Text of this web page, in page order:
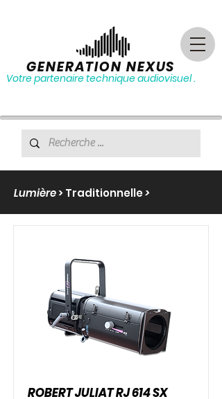
Votre partenaire technique audiovisuel .
GENERATION NEXUS
ROBERT JULIAT RJ 614 SX
Lumière>Traditionnelle>